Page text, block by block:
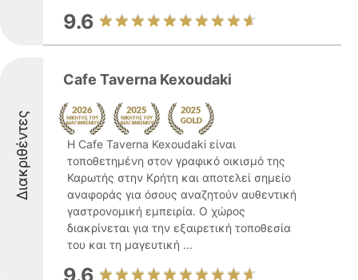
9.6
Διακριθέντες
Cafe Taverna Kexoudaki
Η Cafe Taverna Kexoudaki είναι
τοποθετημένη στον γραφικό οικισμό της
Καρωτής στην Κρήτη και αποτελεί σημείο
αναφοράς για όσους αναζητούν αυθεντική
γαστρονομική εμπειρία. Ο χώρος
διακρίνεται για την εξαιρετική τοποθεσία
του και τη μαγευτική ...
9.6